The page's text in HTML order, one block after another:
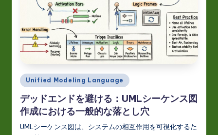
Posted
in
Unified Modeling Language
デッドエンドを避ける：UMLシーケンス図
作成における一般的な落とし穴
UMLシーケンス図は、システムの相互作用を可視化するた